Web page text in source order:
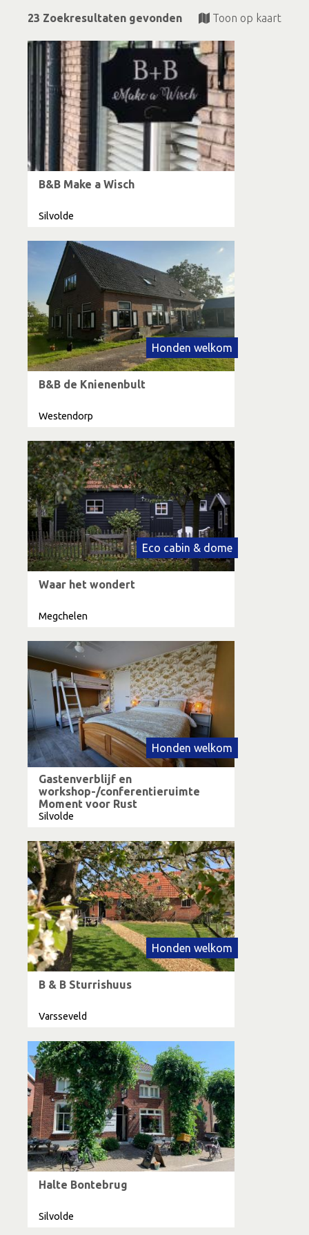
23 Zoekresultaten gevonden Toon op kaart
B&B Make a Wisch
Silvolde
Honden welkom
B&B de Knienenbult
Westendorp
Eco cabin & dome
Waar het wondert
Megchelen
Honden welkom
Gastenverblijf en
workshop-/conferentieruimte
Moment voor Rust
Silvolde
Honden welkom
B & B Sturrishuus
Varsseveld
Halte Bontebrug
Silvolde